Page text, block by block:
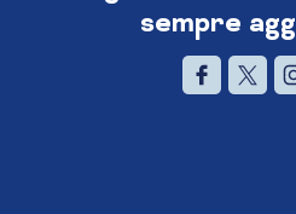
sempre